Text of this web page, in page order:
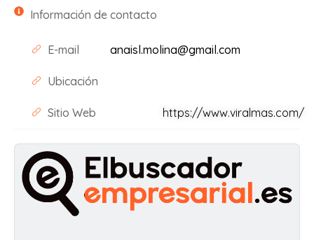
Información de contacto
E-mail anaisl.molina@gmail.com
Ubicación
Sitio Web https://www.viralmas.com/